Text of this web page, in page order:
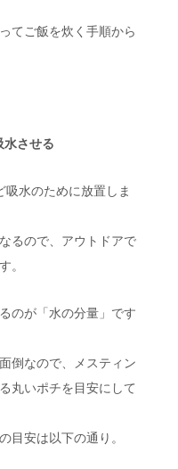
てご飯を炊く手順から
させる
水のために放置しま
るので、アウトドアで
。
のが「水の分量」です
倒なので、メスティン
丸いポチを目安にして
目安は以下の通り。